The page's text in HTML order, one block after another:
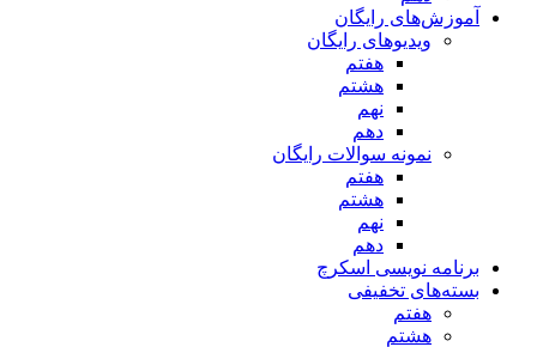
آموزش‌های رایگان
ویدیوهای رایگان
هفتم
هشتم
نهم
دهم
نمونه سوالات رایگان
هفتم
هشتم
نهم
دهم
برنامه نویسی اسکرچ
بسته‌های تخفیفی
هفتم
هشتم